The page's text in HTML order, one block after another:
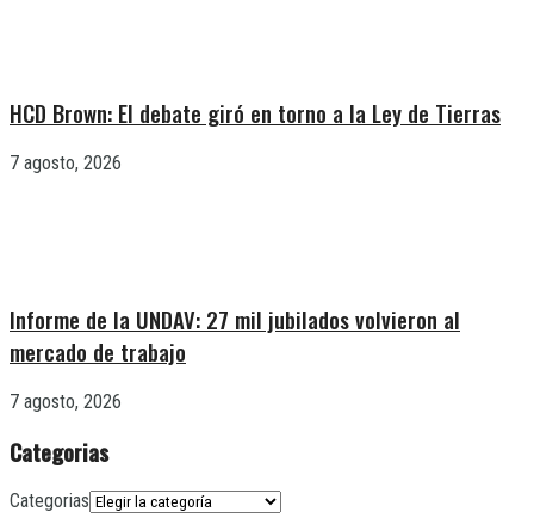
HCD Brown: El debate giró en torno a la Ley de Tierras
7 agosto, 2026
Informe de la UNDAV: 27 mil jubilados volvieron al
mercado de trabajo
7 agosto, 2026
Categorias
Categorias